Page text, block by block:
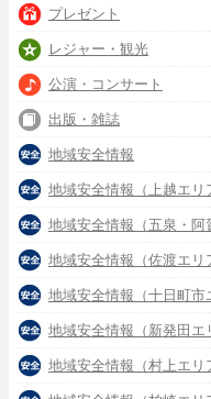
プレゼント
レジャー・観光
公演・コンサート
出版・雑誌
地域安全情報
地域安全情報（上越エリ
地域安全情報（五泉・阿
地域安全情報（佐渡エリ
地域安全情報（十日町市
地域安全情報（新発田エ
地域安全情報（村上エリ